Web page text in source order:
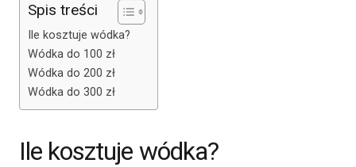
Spis treści
Ile kosztuje wódka?
Wódka do 100 zł
Wódka do 200 zł
Wódka do 300 zł
Ile kosztuje wódka?